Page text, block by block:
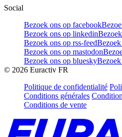
Social
Bezoek ons op facebook
Bezoek ons op linkedin
Bezoek ons op rss-feed
Bezoek ons op mastodon
Bezoek ons op bluesky
© 2026 Euractiv FR
Politique de confidentialité
Conditions générales
Conditions de vente